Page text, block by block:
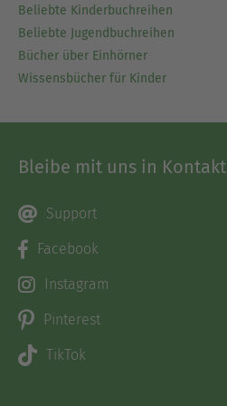
Beliebte Kinderbuchreihen
Beliebte Jugendbuchreihen
Bücher über Einhörner
Wissensbücher für Kinder
Bleibe mit uns in Kontakt
Support
Facebook
Instagram
Pinterest
TikTok